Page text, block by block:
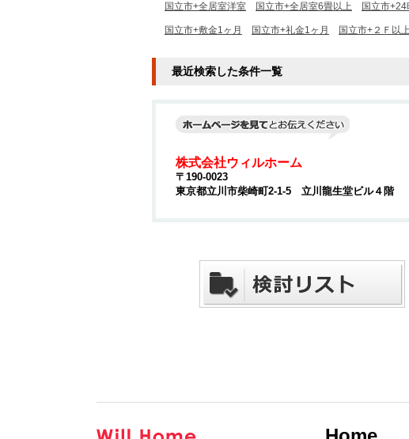
国立市+全居室洋室 国立市+全居室6畳以上 国立市
国立市+敷金1ヶ月 国立市+礼金1ヶ月 国立市+２Ｆ以上
最近検索した条件一覧
株式会社ウィルホーム
〒190-0023
東京都立川市柴崎町2-1-5 立川龍生堂ビル４階